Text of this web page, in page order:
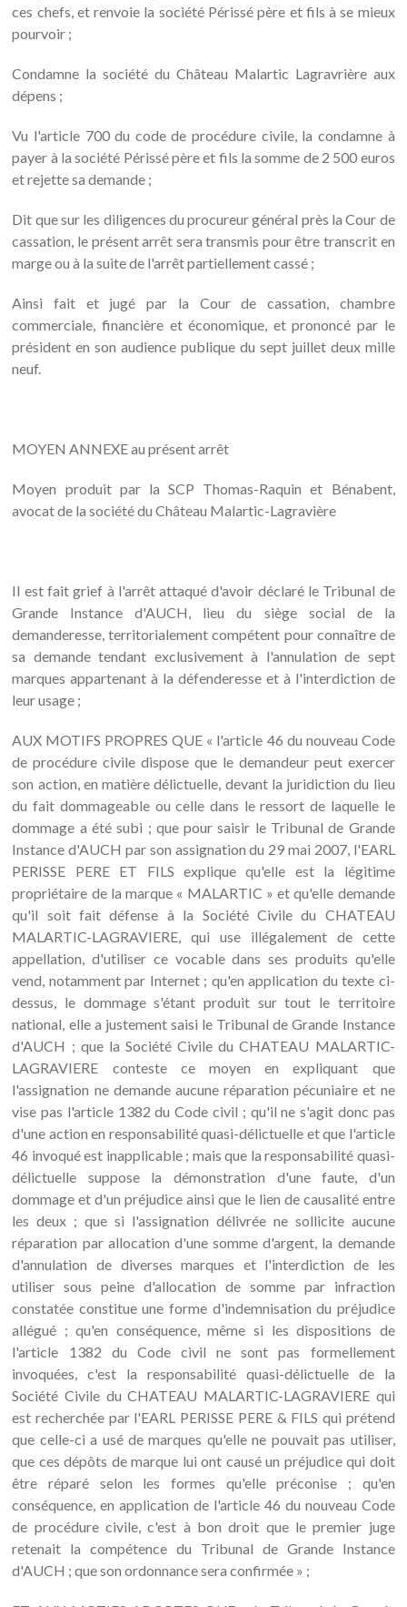
ces chefs, et renvoie la société Périssé père et fils à se mieux
pourvoir ;
Condamne la société du Château Malartic Lagravrière aux
dépens ;
Vu l'article 700 du code de procédure civile, la condamne à
payer à la société Périssé père et fils la somme de 2 500 euros
et rejette sa demande ;
Dit que sur les diligences du procureur général près la Cour de
cassation, le présent arrêt sera transmis pour être transcrit en
marge ou à la suite de l'arrêt partiellement cassé ;
Ainsi fait et jugé par la Cour de cassation, chambre
commerciale, financière et économique, et prononcé par le
président en son audience publique du sept juillet deux mille
neuf.
MOYEN ANNEXE au présent arrêt
Moyen produit par la SCP Thomas-Raquin et Bénabent,
avocat de la société du Château Malartic-Lagravière
Il est fait grief à l'arrêt attaqué d'avoir déclaré le Tribunal de
Grande Instance d'AUCH, lieu du siège social de la
demanderesse, territorialement compétent pour connaître de
sa demande tendant exclusivement à l'annulation de sept
marques appartenant à la défenderesse et à l'interdiction de
leur usage ;
AUX MOTIFS PROPRES QUE « l'article 46 du nouveau Code
de procédure civile dispose que le demandeur peut exercer
son action, en matière délictuelle, devant la juridiction du lieu
du fait dommageable ou celle dans le ressort de laquelle le
dommage a été subi ; que pour saisir le Tribunal de Grande
Instance d'AUCH par son assignation du 29 mai 2007, l'EARL
PERISSE PERE ET FILS explique qu'elle est la légitime
propriétaire de la marque « MALARTIC » et qu'elle demande
qu'il soit fait défense à la Société Civile du CHATEAU
MALARTIC-LAGRAVIERE, qui use illégalement de cette
appellation, d'utiliser ce vocable dans ses produits qu'elle
vend, notamment par Internet ; qu'en application du texte ci-
dessus, le dommage s'étant produit sur tout le territoire
national, elle a justement saisi le Tribunal de Grande Instance
d'AUCH ; que la Société Civile du CHATEAU MALARTIC-
LAGRAVIERE conteste ce moyen en expliquant que
l'assignation ne demande aucune réparation pécuniaire et ne
vise pas l'article 1382 du Code civil ; qu'il ne s'agit donc pas
d'une action en responsabilité quasi-délictuelle et que l'article
46 invoqué est inapplicable ; mais que la responsabilité quasi-
délictuelle suppose la démonstration d'une faute, d'un
dommage et d'un préjudice ainsi que le lien de causalité entre
les deux ; que si l'assignation délivrée ne sollicite aucune
réparation par allocation d'une somme d'argent, la demande
d'annulation de diverses marques et l'interdiction de les
utiliser sous peine d'allocation de somme par infraction
constatée constitue une forme d'indemnisation du préjudice
allégué ; qu'en conséquence, même si les dispositions de
l'article 1382 du Code civil ne sont pas formellement
invoquées, c'est la responsabilité quasi-délictuelle de la
Société Civile du CHATEAU MALARTIC-LAGRAVIERE qui
est recherchée par l'EARL PERISSE PERE & FILS qui prétend
que celle-ci a usé de marques qu'elle ne pouvait pas utiliser,
que ces dépôts de marque lui ont causé un préjudice qui doit
être réparé selon les formes qu'elle préconise ; qu'en
conséquence, en application de l'article 46 du nouveau Code
de procédure civile, c'est à bon droit que le premier juge
retenait la compétence du Tribunal de Grande Instance
d'AUCH ; que son ordonnance sera confirmée » ;